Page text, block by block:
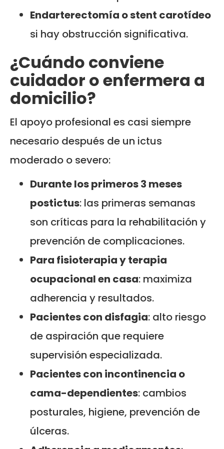
Endarterectomía o stent carotídeo
si hay obstrucción significativa.
¿Cuándo conviene
cuidador o enfermera a
domicilio?
El apoyo profesional es casi siempre
necesario después de un ictus
moderado o severo:
Durante los primeros 3 meses
postictus: las primeras semanas
son críticas para la rehabilitación y
prevención de complicaciones.
Para fisioterapia y terapia
ocupacional en casa: maximiza
adherencia y resultados.
Pacientes con disfagia: alto riesgo
de aspiración que requiere
supervisión especializada.
Pacientes con incontinencia o
cama-dependientes: cambios
posturales, higiene, prevención de
úlceras.